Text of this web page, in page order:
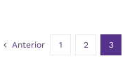
Anterior 1 2 3